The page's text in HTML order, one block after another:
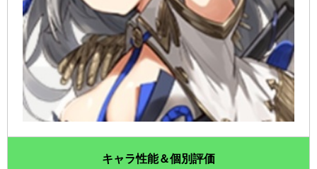
キャラ性能＆個別評価